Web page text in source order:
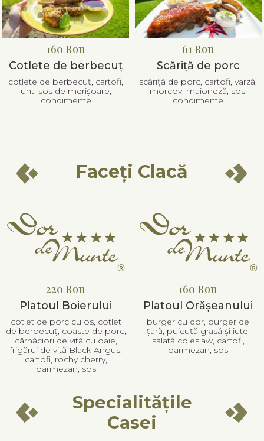
160 Ron
Cotlete de berbecuț
cotlete de berbecuț, cartofi,
unt, sos de merișoare,
condimente
61 Ron
Scăriță de porc
scăriță de porc, cartofi, varză,
morcov, maioneză, sos,
condimente
Faceți Clacă
220 Ron
Platoul Boierului
cotlet de porc cu os, cotlet
de berbecuț, coaste de porc,
cârnăciori de vită cu oaie,
frigărui de vită Black Angus,
cartofi, rochy cherry,
parmezan, sos
160 Ron
Platoul Orășeanului
burger cu dor, burger de
țară, puicuță grasă și iute,
salată coleslaw, cartofi,
parmezan, sos
Specialitățile
Casei